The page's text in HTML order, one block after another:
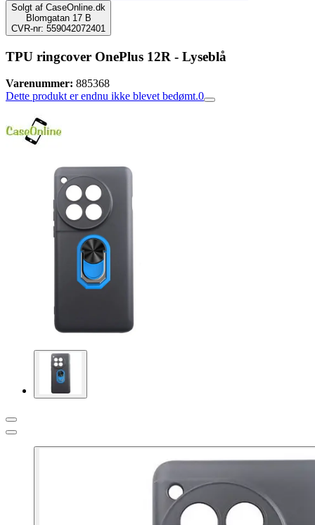
Solgt af CaseOnline.dk
Blomgatan 17 B
CVR-nr: 559042072401
TPU ringcover OnePlus 12R - Lyseblå
Varenummer: 885368
Dette produkt er endnu ikke blevet bedømt.0